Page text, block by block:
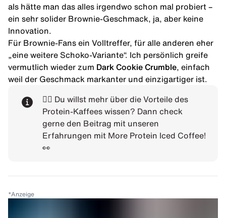
als hätte man das alles irgendwo schon mal probiert –
ein sehr solider Brownie-Geschmack, ja, aber keine
Innovation.
Für Brownie-Fans ein Volltreffer, für alle anderen eher
„eine weitere Schoko-Variante“. Ich persönlich greife
vermutlich wieder zum Dark Cookie Crumble , einfach
weil der Geschmack markanter und einzigartiger ist.
👉🏼 Du willst mehr über die Vorteile des
Protein-Kaffees wissen? Dann check
gerne den Beitrag mit unseren
Erfahrungen mit More Protein Iced Coffee!
👀
*Anzeige